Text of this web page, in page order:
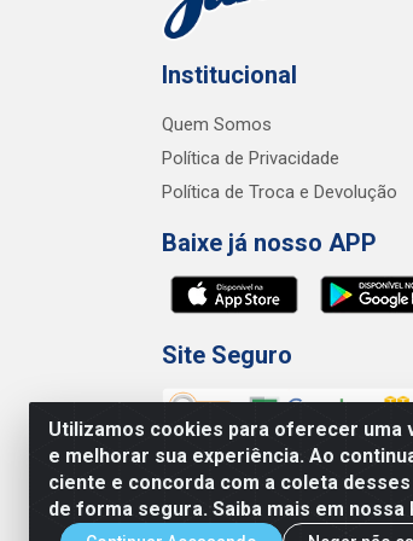
Utilizamos cookies para oferecer uma
e melhorar sua experiência. Ao
ciente e concorda com a coleta
de forma segura. Saiba mais em
Institucional
Quem Somos
Política de Privacidade
Política de Troca e Devolução
Baixe já nosso APP
Site Seguro
Junco Industria e